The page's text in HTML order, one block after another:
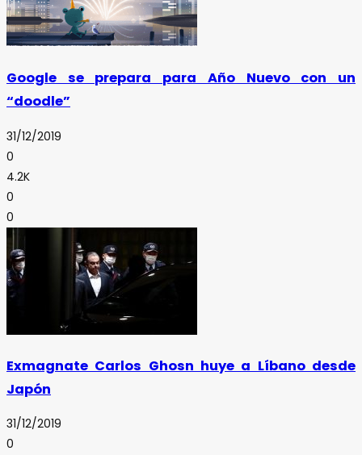
Google se prepara para Año Nuevo con un
“doodle”
31/12/2019
0
4.2K
0
0
Exmagnate Carlos Ghosn huye a Líbano desde
Japón
31/12/2019
0